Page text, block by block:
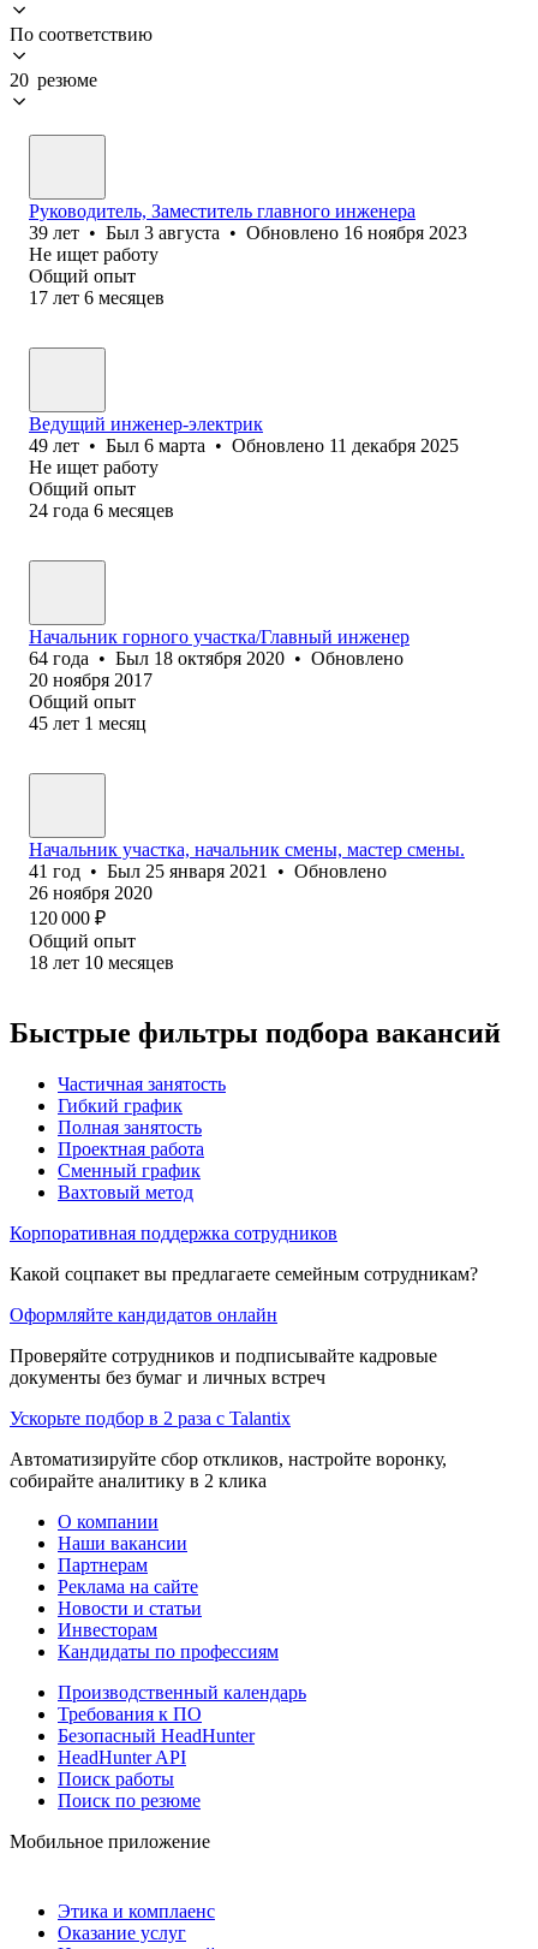
По соответствию
20 резюме
Руководитель, Заместитель главного инженера
39 лет • Был 3 августа • Обновлено 16 ноября 2023
Не ищет работу
Общий опыт
17 лет 6 месяцев
Ведущий инженер-электрик
49 лет • Был 6 марта • Обновлено 11 декабря 2025
Не ищет работу
Общий опыт
24 года 6 месяцев
Начальник горного участка/Главный инженер
64 года • Был 18 октября 2020 • Обновлено
20 ноября 2017
Общий опыт
45 лет 1 месяц
Начальник участка, начальник смены, мастер смены.
41 год • Был 25 января 2021 • Обновлено
26 ноября 2020
120 000 ₽
Общий опыт
18 лет 10 месяцев
Быстрые фильтры подбора вакансий
Частичная занятость
Гибкий график
Полная занятость
Проектная работа
Сменный график
Вахтовый метод
Корпоративная поддержка сотрудников
Какой соцпакет вы предлагаете семейным сотрудникам?
Оформляйте кандидатов онлайн
Проверяйте сотрудников и подписывайте кадровые
документы без бумаг и личных встреч
Ускорьте подбор в 2 раза с Talantix
Автоматизируйте сбор откликов, настройте воронку,
собирайте аналитику в 2 клика
О компании
Наши вакансии
Партнерам
Реклама на сайте
Новости и статьи
Инвесторам
Кандидаты по профессиям
Производственный календарь
Требования к ПО
Безопасный HeadHunter
HeadHunter API
Поиск работы
Поиск по резюме
Мобильное приложение
Этика и комплаенс
Оказание услуг